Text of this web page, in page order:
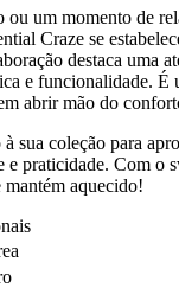
ou um momento de
Craze se
destaca uma
e funcionalidade. É
abrir mão do
sua coleção para
e praticidade. Com o
mantém aquecido!